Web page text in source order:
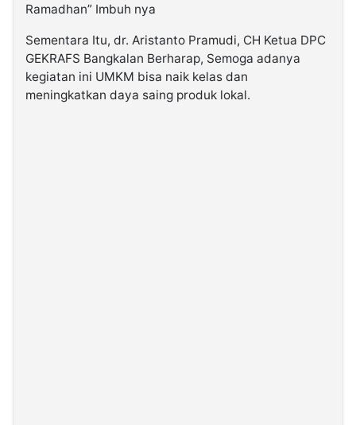
Ramadhan” Imbuh nya
Sementara Itu, dr. Aristanto Pramudi, CH Ketua DPC
GEKRAFS Bangkalan Berharap, Semoga adanya
kegiatan ini UMKM bisa naik kelas dan
meningkatkan daya saing produk lokal.